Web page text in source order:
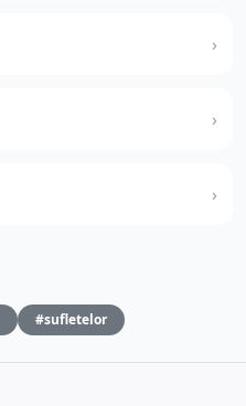
#sufletelor